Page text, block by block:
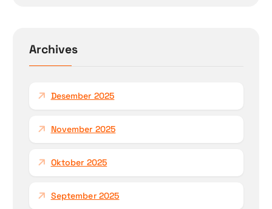
Archives
Desember 2025
November 2025
Oktober 2025
September 2025